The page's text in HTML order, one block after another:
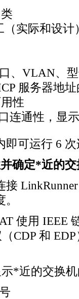
（实际和设计
、VLAN、
服务器地
性
连通性，显
即可运行 6
确定*近的
接
使用 IEEE
CDP 和
*近的交换